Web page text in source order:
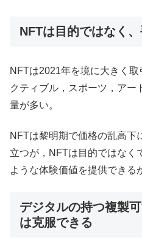
NFTは目的ではなく
NFTは2021年を境に大きく
クティブル，スポーツ，アー
量が多い。
NFTは黎明期で価格の乱高下
立つが，NFTは目的ではなく
ような体験価値を提供できる
デジタルの持つ複製
は克服できる